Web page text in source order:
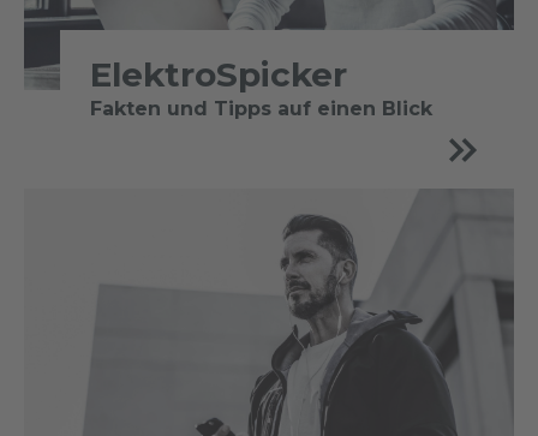
ElektroSpicker
Fakten und Tipps auf einen Blick